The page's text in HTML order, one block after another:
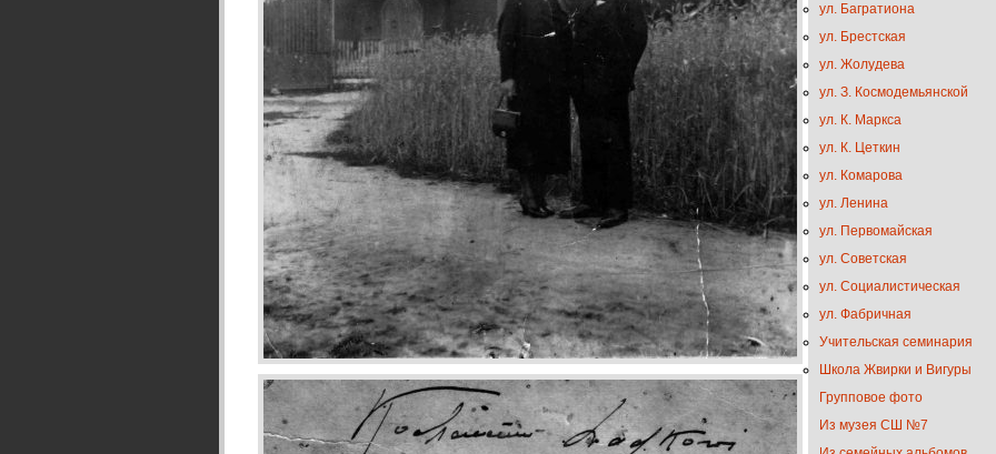
ул. Багратиона
ул. Брестская
ул. Жолудева
ул. З. Космодемьянской
ул. К. Маркса
ул. К. Цеткин
ул. Комарова
ул. Ленина
ул. Первомайская
ул. Советская
ул. Социалистическая
ул. Фабричная
Учительская семинария
Школа Жвирки и Вигуры
Групповое фото
Из музея СШ №7